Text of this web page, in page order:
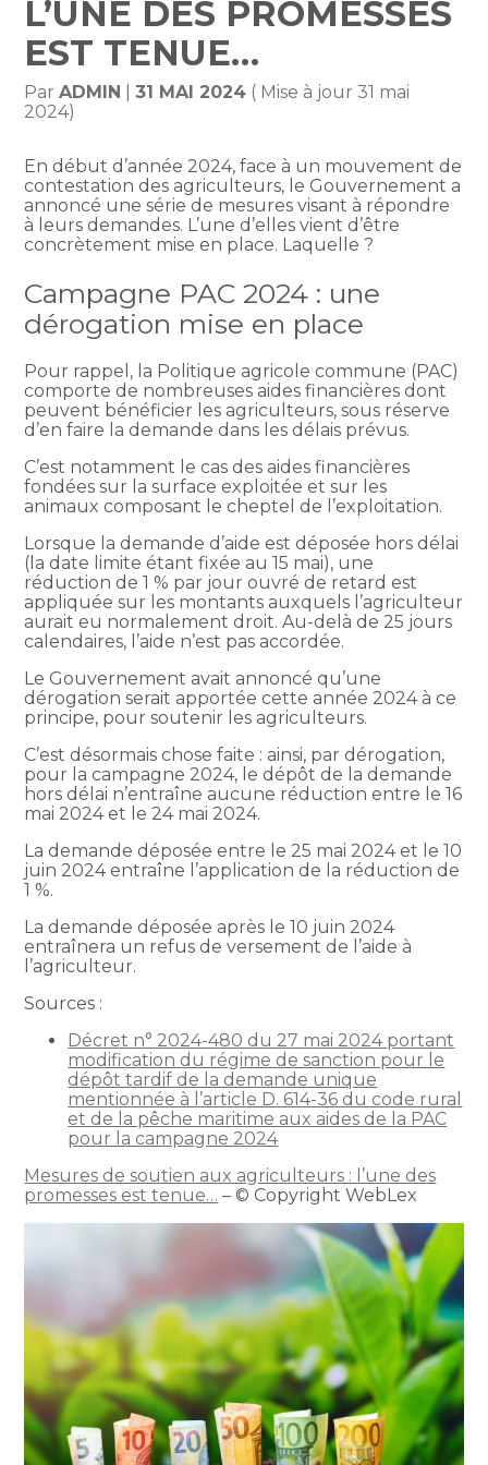
L’UNE DES PROMESSES
EST TENUE…
ParADMIN |31 MAI 2024 ( Mise à jour 31 mai
2024)
En début d’année 2024, face à un mouvement de
contestation des agriculteurs, le Gouvernement a
annoncé une série de mesures visant à répondre
à leurs demandes. L’une d’elles vient d’être
concrètement mise en place. Laquelle ?
Campagne PAC 2024 : une
dérogation mise en place
Pour rappel, la Politique agricole commune (PAC)
comporte de nombreuses aides financières dont
peuvent bénéficier les agriculteurs, sous réserve
d’en faire la demande dans les délais prévus.
C’est notamment le cas des aides financières
fondées sur la surface exploitée et sur les
animaux composant le cheptel de l’exploitation.
Lorsque la demande d’aide est déposée hors délai
(la date limite étant fixée au 15 mai), une
réduction de 1 % par jour ouvré de retard est
appliquée sur les montants auxquels l’agriculteur
aurait eu normalement droit. Au-delà de 25 jours
calendaires, l’aide n’est pas accordée.
Le Gouvernement avait annoncé qu’une
dérogation serait apportée cette année 2024 à ce
principe, pour soutenir les agriculteurs.
C’est désormais chose faite : ainsi, par dérogation,
pour la campagne 2024, le dépôt de la demande
hors délai n’entraîne aucune réduction entre le 16
mai 2024 et le 24 mai 2024.
La demande déposée entre le 25 mai 2024 et le 10
juin 2024 entraîne l’application de la réduction de
1 %.
La demande déposée après le 10 juin 2024
entraînera un refus de versement de l’aide à
l’agriculteur.
Sources :
Décret n° 2024-480 du 27 mai 2024 portant
modification du régime de sanction pour le
dépôt tardif de la demande unique
mentionnée à l’article D. 614-36 du code rural
et de la pêche maritime aux aides de la PAC
pour la campagne 2024
Mesures de soutien aux agriculteurs : l’une des
promesses est tenue… – © Copyright WebLex